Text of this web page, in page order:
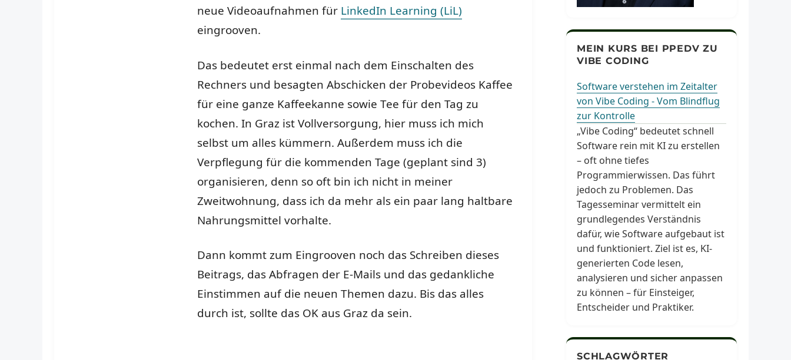
neue Videoaufnahmen für LinkedIn Learning (LiL)
eingrooven.
Das bedeutet erst einmal nach dem Einschalten des
Rechners und besagten Abschicken der Probevideos Kaffee
für eine ganze Kaffeekanne sowie Tee für den Tag zu
kochen. In Graz ist Vollversorgung, hier muss ich mich
selbst um alles kümmern. Außerdem muss ich die
Verpflegung für die kommenden Tage (geplant sind 3)
organisieren, denn so oft bin ich nicht in meiner
Zweitwohnung, dass ich da mehr als ein paar lang haltbare
Nahrungsmittel vorhalte.
Dann kommt zum Eingrooven noch das Schreiben dieses
Beitrags, das Abfragen der E-Mails und das gedankliche
Einstimmen auf die neuen Themen dazu. Bis das alles
durch ist, sollte das OK aus Graz da sein.
MEIN KURS BEI PPEDV ZU
VIBE CODING
Software verstehen im Zeitalter
von Vibe Coding - Vom Blindflug
zur Kontrolle
„Vibe Coding“ bedeutet schnell
Software rein mit KI zu erstellen
– oft ohne tiefes
Programmierwissen. Das führt
jedoch zu Problemen. Das
Tagesseminar vermittelt ein
grundlegendes Verständnis
dafür, wie Software aufgebaut ist
und funktioniert. Ziel ist es, KI-
generierten Code lesen,
analysieren und sicher anpassen
zu können – für Einsteiger,
Entscheider und Praktiker.
SCHLAGWÖRTER